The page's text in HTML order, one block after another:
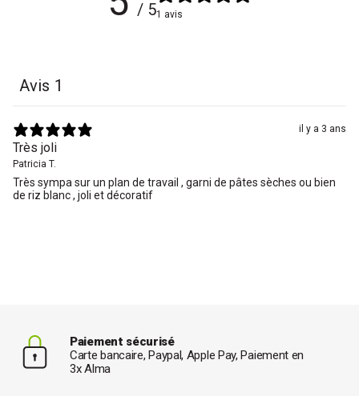
/ 51 avis
Avis 1
il y a 3 ans
Très joli
Patricia T.
Très sympa sur un plan de travail , garni de pâtes sèches ou bien
de riz blanc , joli et décoratif
Paiement sécurisé
Carte bancaire, Paypal, Apple Pay, Paiement en
3x Alma